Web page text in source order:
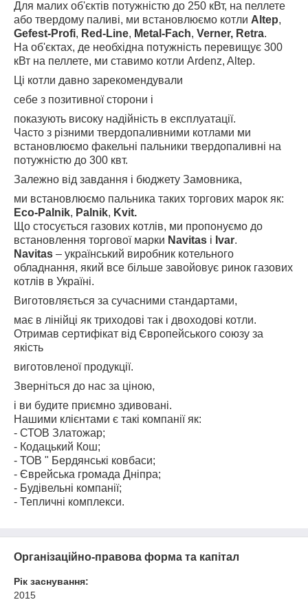
Для малих об'єктів потужністю до 250 кВт, на пеллете
або твердому паливі, ми встановлюємо котли Altep,
Gefest-Profi, Red-Line, Metal-Fach, Verner, Retra.
На об'єктах, де необхідна потужність перевищує 300
кВт на пеллете, ми ставимо котли Ardenz, Altep.
Ці котли давно зарекомендували
себе з позитивної сторони і
показують високу надійність в експлуатації.
Часто з різними твердопаливними котлами ми
встановлюємо факельні пальники твердопаливні на
потужністю до 300 квт.
Залежно від завдання і бюджету Замовника,
ми встановлюємо пальника таких торгових марок як:
Eco-Palnik, Palnik, Kvit.
Що стосується газових котлів, ми пропонуємо до
встановлення торгової марки Navitas і Ivar.
Navitas – український виробник котельного
обладнання, який все більше завойовує ринок газових
котлів в Україні.
Виготовляється за сучасними стандартами,
має в лінійці як триходові так і двоходові котли.
Отримав сертифікат від Європейського союзу за
якість
виготовленої продукції.
Зверніться до нас за ціною,
і ви будите приємно здивовані.
Нашими клієнтами є такі компанії як:
- СТОВ Златожар;
- Кодацький Кош;
- ТОВ " Бердянські ковбаси;
- Єврейська громада Дніпра;
- Будівельні компанії;
- Тепличні комплекси.
Організаційно-правова форма та капітал
Рік заснування:
2015